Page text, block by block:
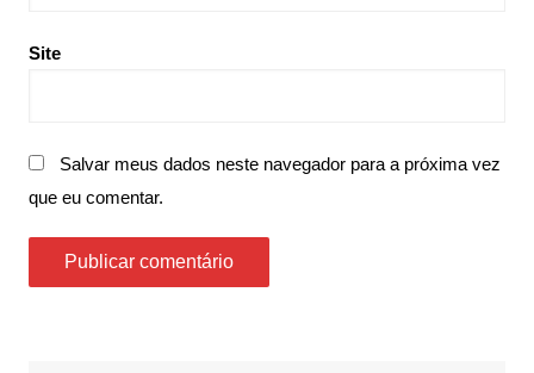
Site
Salvar meus dados neste navegador para a próxima vez
que eu comentar.